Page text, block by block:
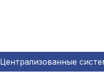
Централизованные